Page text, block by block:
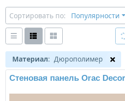
Сортировать по: Популярности
Материал: Дюрополимер
Стеновая панель Orac